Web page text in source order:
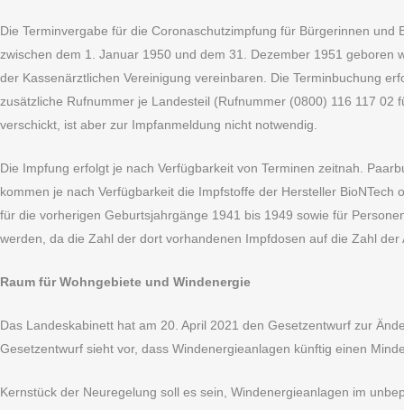
Die Terminvergabe für die Coronaschutzimpfung für Bürgerinnen
zwischen dem 1. Januar 1950 und dem 31. Dezember 1951
der Kassenärztlichen Vereinigung vereinbaren. Die Terminbuchung
zusätzliche Rufnummer je Landesteil (Rufnummer (0800) 116 117
verschickt, ist aber zur Impfanmeldung nicht notwendig.
Die Impfung erfolgt je nach Verfügbarkeit von Terminen zeitnah.
kommen je nach Verfügbarkeit die Impfstoffe der Hersteller
für die vorherigen Geburtsjahrgänge 1941 bis 1949 sowie für
werden, da die Zahl der dort vorhandenen Impfdosen auf die Zahl
Raum für Wohngebiete und Windenergie
Das Landeskabinett hat am 20. April 2021 den Gesetzentwurf zur
Gesetzentwurf sieht vor, dass Windenergieanlagen künftig einen
Kernstück der Neuregelung soll es sein, Windenergieanlagen im